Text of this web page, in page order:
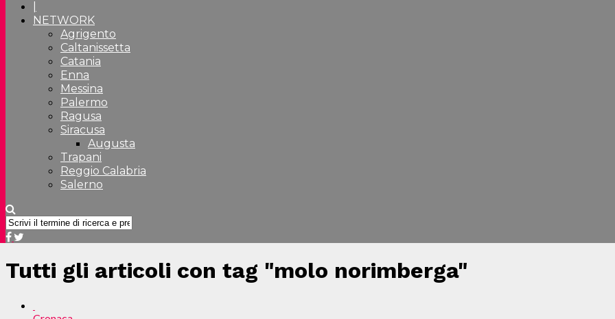
NETWORK
Agrigento
Caltanissetta
Catania
Enna
Messina
Palermo
Ragusa
Siracusa
Augusta
Trapani
Reggio Calabria
Salerno
Tutti gli articoli con tag "molo norimberga"